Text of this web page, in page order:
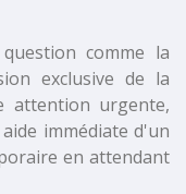
comme la
exclusive de la
attention urgente,
immédiate d'un
en attendant